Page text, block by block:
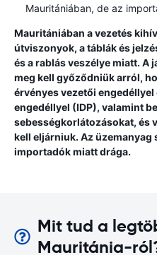
Mauritániában, de az
Mauritániában a vezetés
útviszonyok, a táblák és
és a rablás veszélye miatt. A
meg kell győződniük arról,
érvényes vezetői
engedéllyel (IDP), valamint
sebességkorlátozásokat, és
kell eljárniuk. Az üzemanyag
importadók miatt drága.
Mit tud a
Mauritánia-